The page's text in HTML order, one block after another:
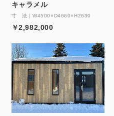
キャラメル
寸 法｜W4500×D4660×H2630
￥2,982,000